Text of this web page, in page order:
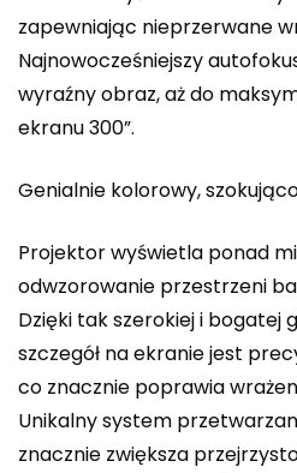
zapewniając nieprzerwane
Najnowocześniejszy
wyraźny obraz, aż do
ekranu 300”.
Genialnie kolorowy,
Projektor wyświetla ponad
odwzorowanie przestrzeni
Dzięki tak szerokiej i bogatej
szczegół na ekranie jest
co znacznie poprawia
Unikalny system
znacznie zwiększa